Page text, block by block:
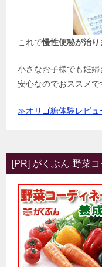
これで慢性便秘が治り
小さなお子様でも妊婦
安心なのでおススメで
≫オリゴ糖体験レビ
[PR] がくぶん 野菜